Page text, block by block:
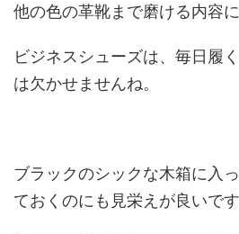
他の色の革靴まで磨ける内容
ビジネスシューズは、毎日履
は欠かせませんね。
ブラックのシックな木箱に入
ておくのにも見栄えが良いです